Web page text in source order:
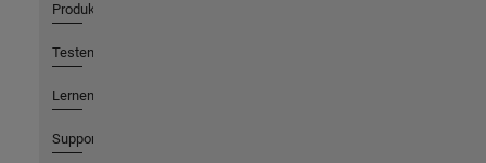
Produkte
Testen oder Kaufen
Lernen
Support